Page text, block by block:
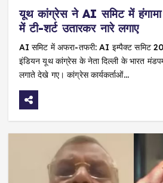
यूथ कांग्रेस ने AI समिट में हंगामा
में टी-शर्ट उतारकर नारे लगाए
AI समिट में अफरा-तफरी: AI इम्पैक्ट समिट
इंडियन यूथ कांग्रेस के नेता दिल्ली के भारत
लगाते देखे गए। कांग्रेस कार्यकर्ताओं…